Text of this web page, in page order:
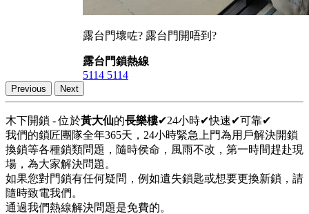
露台門壞咗? 露台門開唔到?
露台門鎖熱線
5114 5114
Previous Next
木下開鎖 - 位於黃大仙的長樂樓✔24小時✔快速✔可靠✔
我們的鎖匠團隊全年365天，24小時緊急上門為用戶解決開鎖
換鎖等各種鎖類問題，隨時侯命，風雨不改，第一時間趕赴現
場，為大家解決問題。
如果您對門鎖有任何疑問，例如遺失鎖匙或想要更換新鎖，請
隨時致電我們。
通過我們熱線解決問題是免費的。